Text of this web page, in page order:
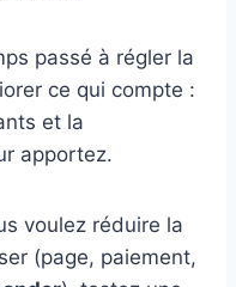
passé à régler la
ce qui compte :
et la
apportez.
voulez réduire la
(page, paiement,